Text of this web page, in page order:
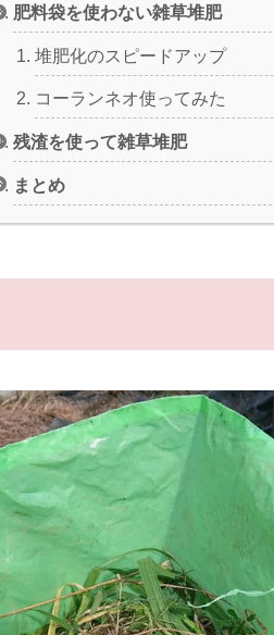
肥料袋を使わない雑草堆肥
堆肥化のスピードアップ
コーランネオ使ってみた
残渣を使って雑草堆肥
まとめ